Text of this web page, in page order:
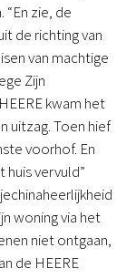
zie, de
de richting van
van machtige
Zijn
kwam het
uitzag. Toen hief
voorhof. En
huis vervuld”
woning via het
niet ontgaan,
de HEERE